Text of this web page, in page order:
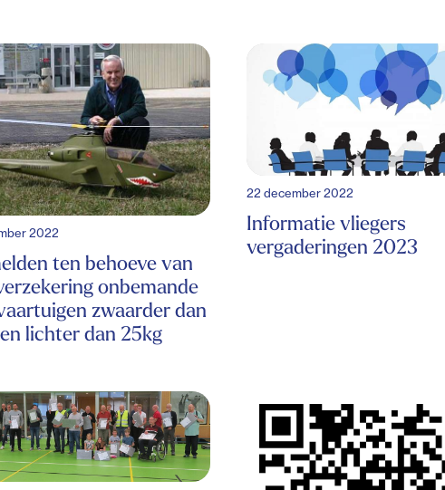
2022
ten behoeve van
onbemande
zwaarder dan
lichter dan 25kg
22 december 2022
Informatie vliegers
vergaderingen 2023